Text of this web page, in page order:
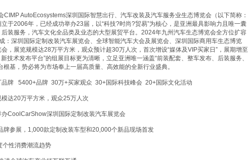
CIMP AutoEcosystems深圳国际智慧出行、汽车改装及汽车服务业生态博览会（以下简称：
于2006年，已经成功举办23届，以“科技?时尚?贸易”为核心，是亚洲最具影响力且唯一囊
装服务，汽车文化全品类及业态的大型展贸平台。2024年九州汽车生态博览会全方位扩容
：深圳国际定制改装汽车展览会、全球智能汽车大会及展览会、深圳国际商用车生态博览
，展览规模达28万平方米，观众预计超30万人次，首次增设“媒体及VIP买家日”，展期增至
技术发布平台”的组展目标更为清晰，立足亚洲唯一涵盖“前装配套、整车发布、后装服务、
根基，势必将为市场奉上一届高质量、高效能的全新行业盛典。
牌 5400+品牌 30万+买家观众 30+国际科技峰会 20+国际文化活动
模达20万平方米，观众25万人次
共同举办CoolCarShow深圳国际定制改装汽车展览会
家品牌参展，1,000款定制改装车型和20,000个新品现场首发
年度个性消费潮流趋势